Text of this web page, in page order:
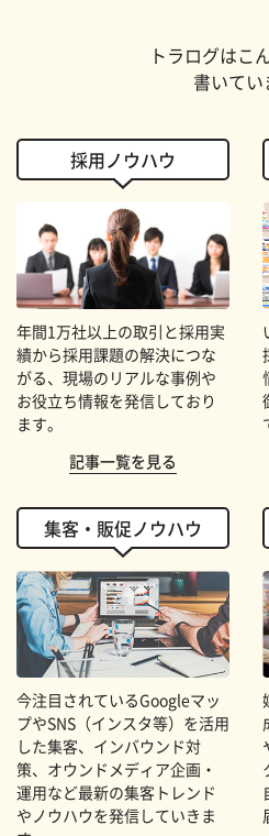
トラログはこ
書いてい
採用ノウハウ
年間1万社以上の取引と採用実
績から採用課題の解決につな
がる、現場のリアルな事例や
お役立ち情報を発信しており
ます。
記事一覧を見る
集客・販促ノウハウ
今注目されているGoogleマッ
プやSNS（インスタ等）を活用
した集客、インバウンド対
策、オウンドメディア企画・
運用など最新の集客トレンド
やノウハウを発信していきま